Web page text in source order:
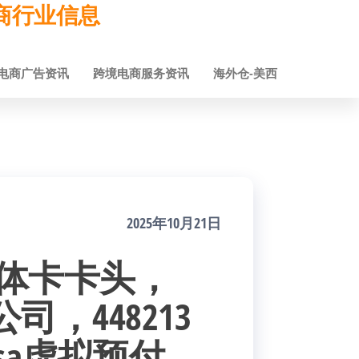
行业信息
商广告资讯 跨境电商服务资讯 海外仓-美西
2025年10月21日
卡卡头，
，448213